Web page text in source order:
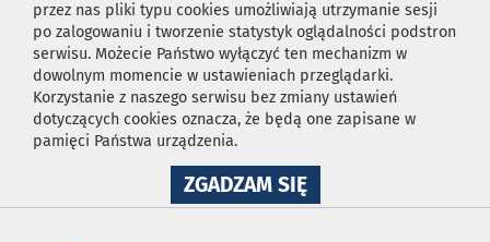
przez nas pliki typu cookies umożliwiają utrzymanie sesji
po zalogowaniu i tworzenie statystyk oglądalności podstron
serwisu. Możecie Państwo wyłączyć ten mechanizm w
dowolnym momencie w ustawieniach przeglądarki.
Korzystanie z naszego serwisu bez zmiany ustawień
dotyczących cookies oznacza, że będą one zapisane w
pamięci Państwa urządzenia.
ZGADZAM SIĘNA
WYKORZYSTANIE